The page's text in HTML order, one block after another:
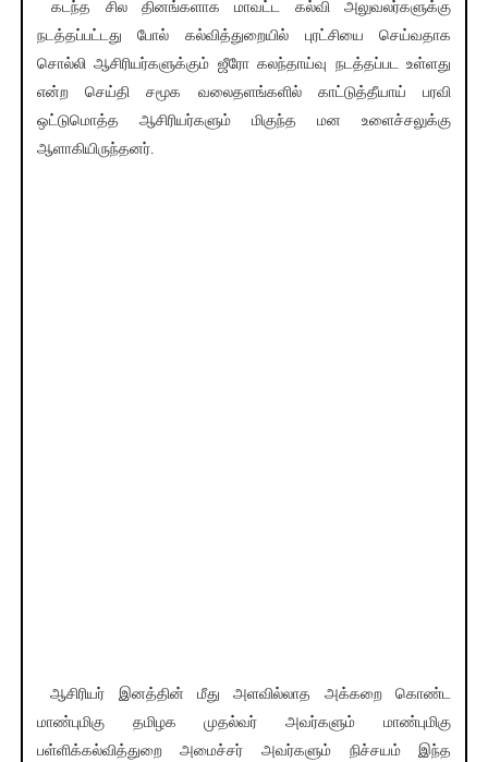
கடந்த சில தினங்களாக மாவட்ட கல்வி அலுவலர்களுக்கு
நடத்தப்பட்டது போல் கல்வித்துறையில் புரட்சியை செய்வதாக
சொல்லி ஆசிரியர்களுக்கும் ஜீரோ கலந்தாய்வு நடத்தப்பட உள்ளது
என்ற செய்தி சமூக வலைதளங்களில் காட்டுத்தீயாய் பரவி
ஒட்டுமொத்த ஆசிரியர்களும் மிகுந்த மன உளைச்சலுக்கு
ஆளாகியிருந்தனர்.
ஆசிரியர் இனத்தின் மீது அளவில்லாத அக்கறை கொண்ட
மாண்புமிகு தமிழக முதல்வர் அவர்களும் மாண்புமிகு
பள்ளிக்கல்வித்துறை அமைச்சர் அவர்களும் நிச்சயம் இந்த